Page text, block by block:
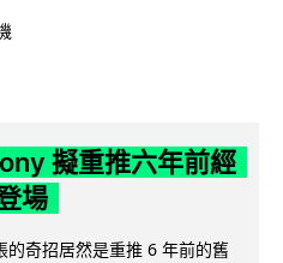
擬重推六年前經
場
奇招居然是重推 6 年前的舊